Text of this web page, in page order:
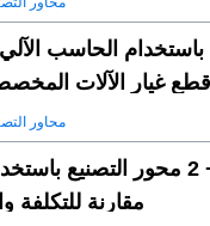
قطع غيار الآلات
5 محاور
مقارنة للتكلفة